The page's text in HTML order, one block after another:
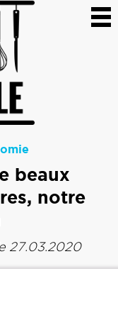
beaux
notre
27.03.2020